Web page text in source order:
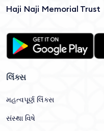
Haji Naji Memorial Trust
લિંક્સ
મહત્વપૂર્ણ લિંક્સ
સંસ્થા વિષે